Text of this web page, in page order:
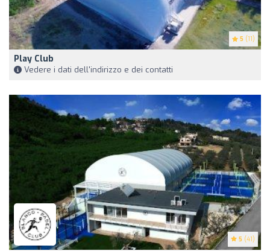
5 (11)
Play Club
Vedere i dati dell'indirizzo e dei contatti
5 (41)